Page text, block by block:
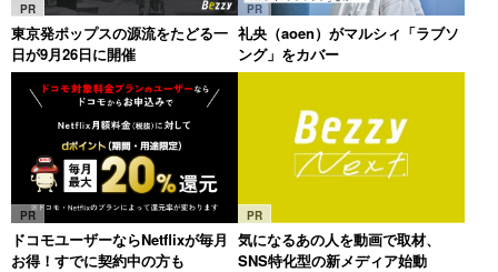
PR
東京発ポップスの源流をたどる一
日が9月26日に開催
PR
礼央（aoen）がマルシィ「ラブソ
ング」をカバー
PR
ドコモユーザーならNetflixが毎月
お得！すでに契約中の方も
PR
気になるあの人を動画で取材、
SNS特化型の新メディア始動